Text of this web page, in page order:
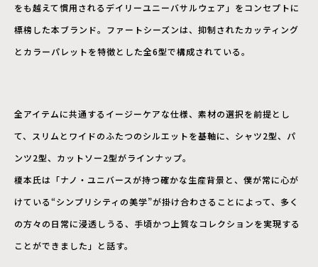
をも越えて慣用されるデイリーユニーバサルウェア」をコンセプトに
標榜した本ブランド。ファートシーズンは、抑制されたカッティング
とカラーパレットを特徴とした全6型で構成されている。
全アイテムに共通するイージーケアな仕様、素材の選択を前提とし
て、スリムとワイドのふたつのシルエットを基軸に、シャツ2型、パ
ンツ2型、カットソー2型がラインナップ。
榎本氏は「ナノ・ユニバースが持つ確かな生産背景と、僕が常に心が
けている“シンプリシティの美学”が掛け合わさることによって、多く
の方々の日常に浸透しうる、手頃かつ上質なコレクションを実現する
ことができました」と話す。